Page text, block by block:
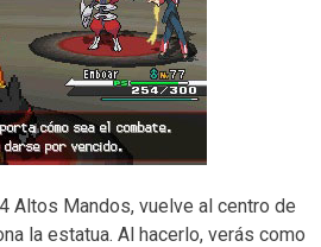
Altos Mandos, vuelve al centro de
la estatua. Al hacerlo, verás como